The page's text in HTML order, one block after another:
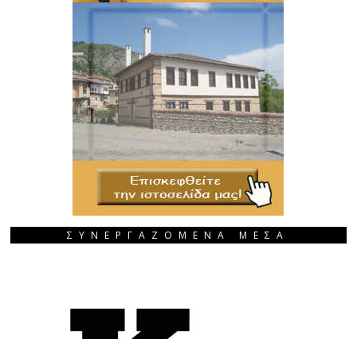
ΣΥΝΕΡΓΑΖΟΜΕΝΑ ΜΕΣΑ